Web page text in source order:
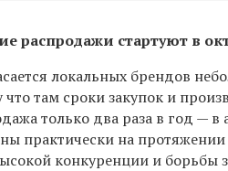
распродажи стартуют в
локальных брендов
что там сроки закупок и
только два раза в год —
практически на
конкуренции и борьбы